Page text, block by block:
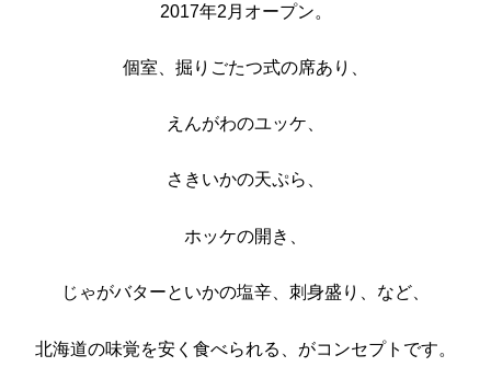
2017年2月オープン。
個室、掘りごたつ式の席あり、
えんがわのユッケ、
さきいかの天ぷら、
ホッケの開き、
じゃがバターといかの塩辛、刺身盛り、など、
北海道の味覚を安く食べられる、 がコンセプトです。